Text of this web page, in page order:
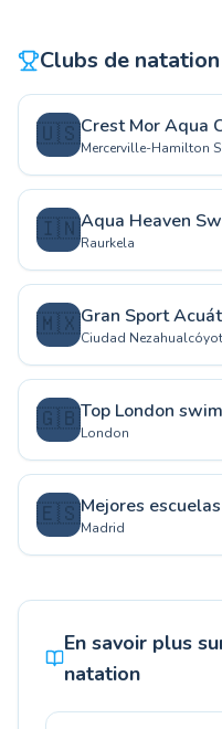
Clubs de
🇺🇸Crest Mor Aqua
Mercerville-Hamilton
🇮🇳Aqua Heaven
Raurkela
🇲🇽Gran Sport
Ciudad
🇬🇧Top London
London
🇪🇸Mejores
Madrid
En savoir plus
natation